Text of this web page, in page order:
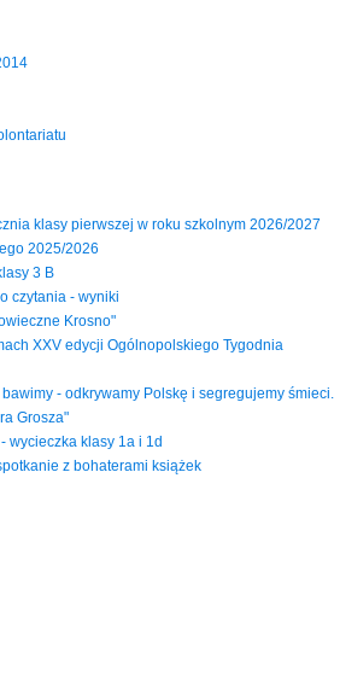
klasy pierwszej w roku szkolnym 2026/2027
2025/2026
3 B
czytania - wyniki
Krosno"
XXV edycji Ogólnopolskiego Tygodnia
- odkrywamy Polskę i segregujemy śmieci.
Grosza"
wycieczka klasy 1a i 1d
z bohaterami książek